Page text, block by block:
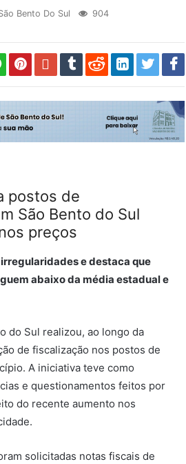
Bento Do Sul
904
postos de
São Bento do Sul
preços
e destaca que
abaixo da média estadual e
do Sul realizou, ao longo da
de fiscalização nos postos de
A iniciativa teve como
e questionamentos feitos por
do recente aumento nos
solicitadas notas fiscais de